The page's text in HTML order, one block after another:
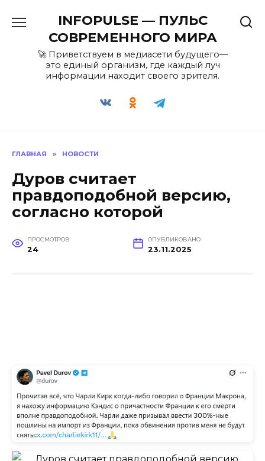
содержанию
INFOPULSE — ПУЛЬС
СОВРЕМЕННОГО МИРА
🚀 Приветствуем в медиасети будущего—
это единый организм, где каждый луч
информации находит своего зрителя.
ГЛАВНАЯ » НОВОСТИ
Дуров считает
правдоподобной версию,
согласно которой
ПРОСМОТРОВ
24
ОПУБЛИКОВАНО
23.11.2025